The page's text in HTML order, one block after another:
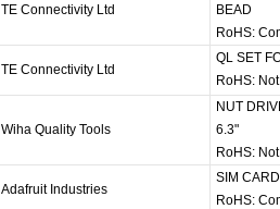
TE Connectivity Ltd
BEAD
RoHS:
TE Connectivity Ltd
QL SET
RoHS:
Wiha Quality Tools
NUT
6.3"
RoHS:
Adafruit Industries
SIM
RoHS: